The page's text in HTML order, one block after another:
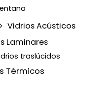
Vidrios Acústicos
Laminares
traslúcidos
Térmicos